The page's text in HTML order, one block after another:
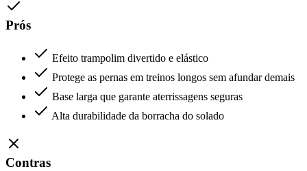
Prós
Efeito trampolim divertido e elástico
Protege as pernas em treinos longos sem afundar demais
Base larga que garante aterrissagens seguras
Alta durabilidade da borracha do solado
Contras